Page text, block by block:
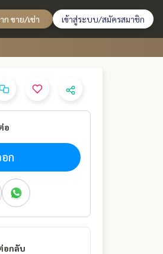
ก ขาย/เช่า เข้าสู่ระบบ/สมัครสมาชิก
อ
ก
อกลับ